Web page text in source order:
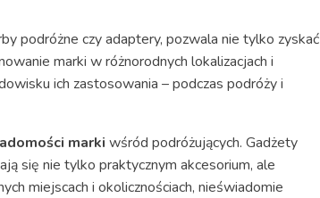
podróżne czy adaptery, pozwala nie tylko zyskać
marki w różnorodnych lokalizacjach i
ich zastosowania – podczas podróży i
marki wśród podróżujących. Gadżety
się nie tylko praktycznym akcesorium, ale
miejscach i okolicznościach, nieświadomie